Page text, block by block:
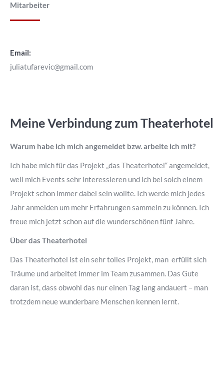
Mitarbeiter
Email:
juliatufarevic@gmail.com
Meine Verbindung zum Theaterhotel
Warum habe ich mich angemeldet bzw. arbeite ich mit?
Ich habe mich für das Projekt „das Theaterhotel“ angemeldet,
weil mich Events sehr interessieren und ich bei solch einem
Projekt schon immer dabei sein wollte. Ich werde mich jedes
Jahr anmelden um mehr Erfahrungen sammeln zu können. Ich
freue mich jetzt schon auf die wunderschönen fünf Jahre.
Über das Theaterhotel
Das Theaterhotel ist ein sehr tolles Projekt, man erfüllt sich
Träume und arbeitet immer im Team zusammen. Das Gute
daran ist, dass obwohl das nur einen Tag lang andauert – man
trotzdem neue wunderbare Menschen kennen lernt.